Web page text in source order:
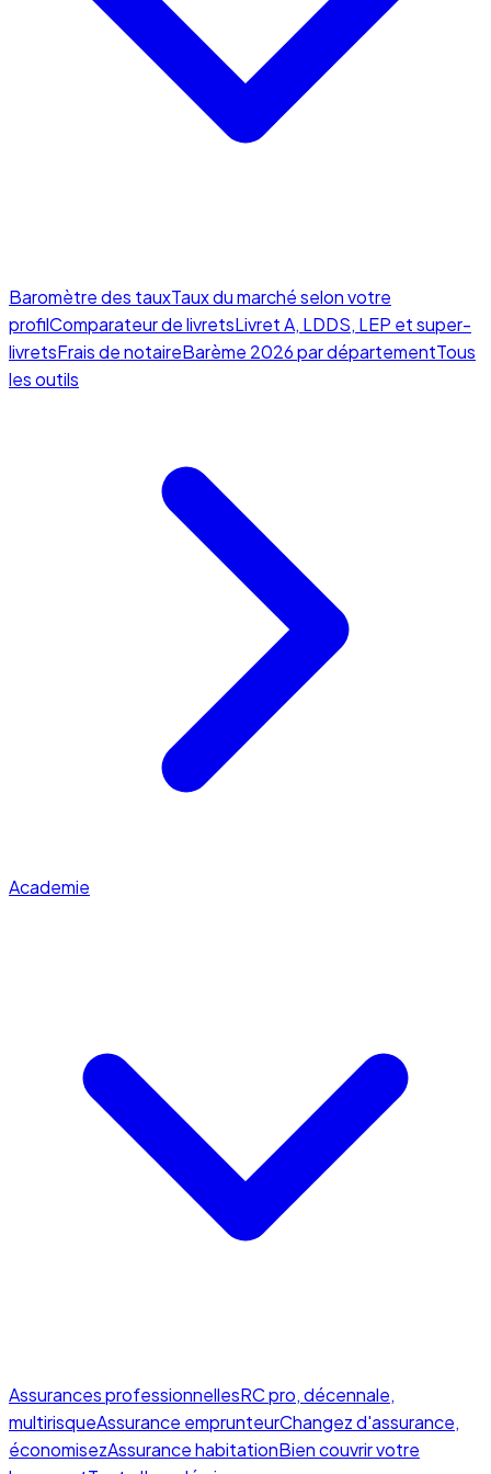
Baromètre des tauxTaux du marché selon votre
profilComparateur de livretsLivret A, LDDS, LEP et super-
livretsFrais de notaireBarème 2026 par départementTous
les outils
Academie
Assurances professionnellesRC pro, décennale,
multirisqueAssurance emprunteurChangez d'assurance,
économisezAssurance habitationBien couvrir votre